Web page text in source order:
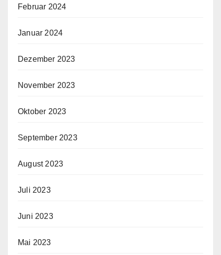
Februar 2024
Januar 2024
Dezember 2023
November 2023
Oktober 2023
September 2023
August 2023
Juli 2023
Juni 2023
Mai 2023